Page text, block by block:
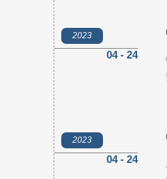
2023
04 - 24
2023
04 - 24